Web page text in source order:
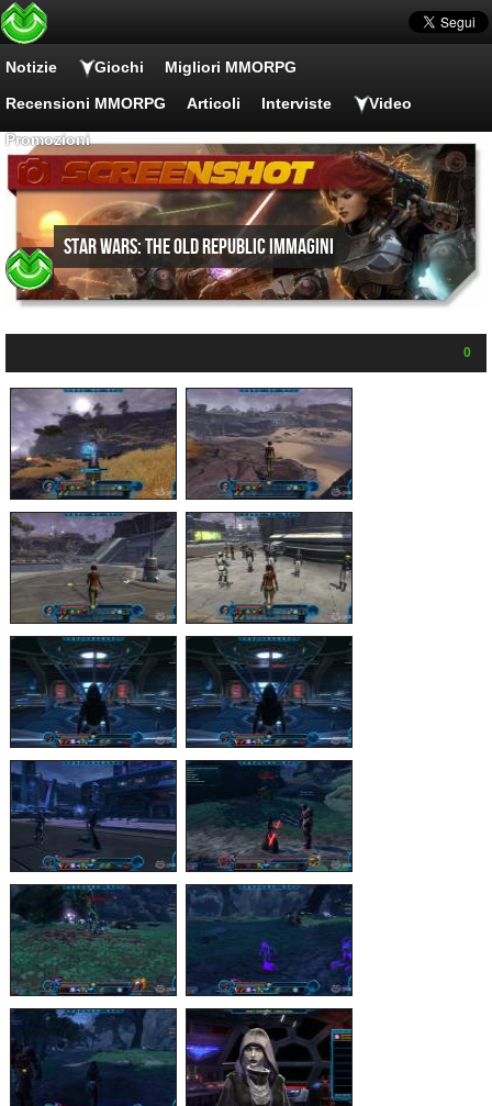
Notizie Giochi Migliori MMORPG
Recensioni MMORPG Articoli Interviste Video
Promozioni
Star Wars: The Old Republic Immagini
0